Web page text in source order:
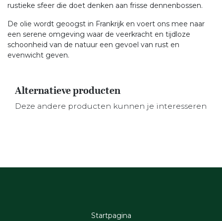
rustieke sfeer die doet denken aan frisse dennenbossen.
De olie wordt geoogst in Frankrijk en voert ons mee naar
een serene omgeving waar de veerkracht en tijdloze
schoonheid van de natuur een gevoel van rust en
evenwicht geven.
Alternatieve producten
Deze andere producten kunnen je interesseren
Startpagina